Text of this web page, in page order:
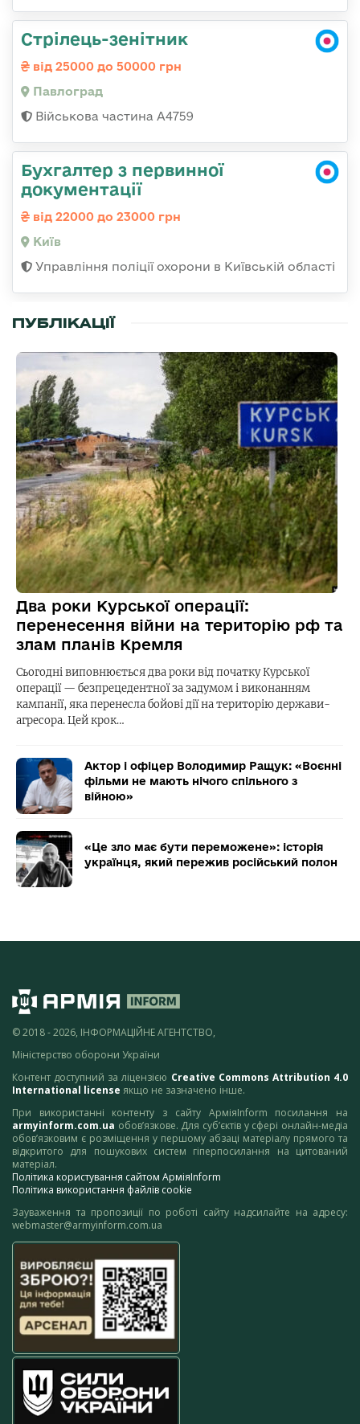
Стрілець-зенітник
від 25000 до 50000 грн
Павлоград
Військова частина А4759
Бухгалтер з первинної
документації
від 22000 до 23000 грн
Київ
Управління поліції охорони в Київській області
ПУБЛІКАЦІЇ
Два роки Курської операції:
перенесення війни на територію рф та
злам планів Кремля
Сьогодні виповнюється два роки від початку Курської
операції — безпрецедентної за задумом і виконанням
кампанії, яка перенесла бойові дії на територію держави-
агресора. Цей крок…
Актор і офіцер Володимир Ращук: «Воєнні
фільми не мають нічого спільного з
війною»
«Це зло має бути переможене»: історія
українця, який пережив російський полон
© 2018 - 2026, ІНФОРМАЦІЙНЕ АГЕНТСТВО,
Міністерство оборони України
Контент доступний за ліцензією Creative Commons Attribution 4.0
International license якщо не зазначено інше.
При використанні контенту з сайту АрміяInform посилання на
armyinform.com.ua обов’язкове. Для суб’єктів у сфері онлайн-медіа
обов’язковим є розміщення у першому абзаці матеріалу прямого та
відкритого для пошукових систем гіперпосилання на цитований
матеріал.
Політика користування сайтом АрміяInform
Політика використання файлів cookie
Зауваження та пропозиції по роботі сайту надсилайте на адресу:
webmaster@armyinform.com.ua